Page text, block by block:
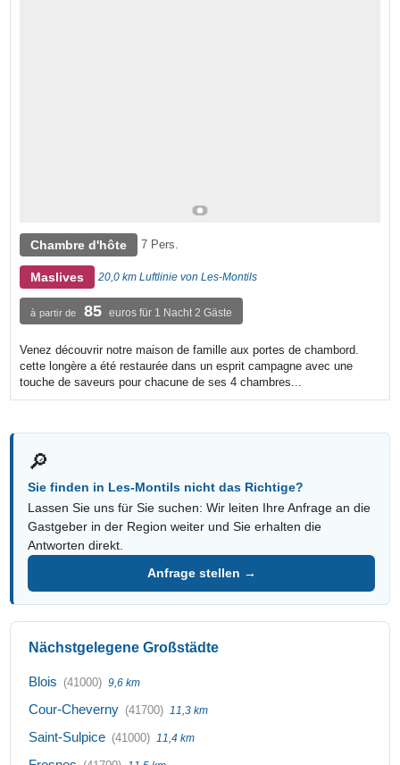
Chambre d'hôte 7 Pers.
Maslives 20,0 km Luftlinie von Les-Montils
à partir de 85 euros für 1 Nacht 2 Gäste
Venez découvrir notre maison de famille aux portes de chambord.
cette longère a été restaurée dans un esprit campagne avec une
touche de saveurs pour chacune de ses 4 chambres...
🔎
Sie finden in Les-Montils nicht das Richtige?
Lassen Sie uns für Sie suchen: Wir leiten Ihre Anfrage an die
Gastgeber in der Region weiter und Sie erhalten die
Antworten direkt.
Anfrage stellen →
Nächstgelegene Großstädte
Blois (41000) 9,6 km
Cour-Cheverny (41700) 11,3 km
Saint-Sulpice (41000) 11,4 km